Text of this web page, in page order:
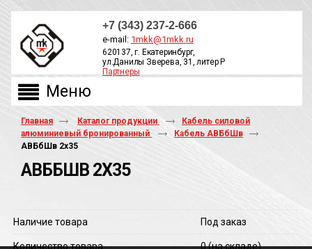
+7 (343) 237-2-666
e-mail: 1mkk@1mkk.ru
620137, г. Екатеринбург,
ул.Данилы Зверева, 31, литер Р
Партнеры
Главная Каталог продукции
Кабель силовой
алюминиевый бронированный
Кабель АВБбШв
АВБбШв 2х35
АВББШВ 2Х35
Наличие товара Под заказ
Количество товара 0(на складе)